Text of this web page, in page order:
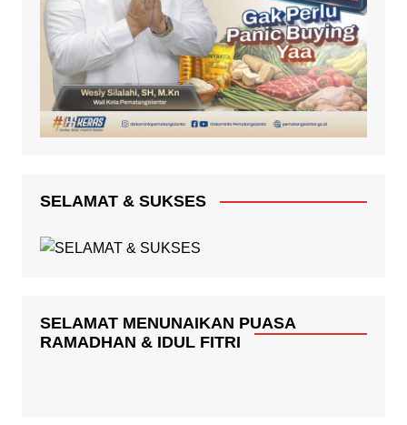
SELAMAT & SUKSES
SELAMAT MENUNAIKAN PUASA
RAMADHAN & IDUL FITRI